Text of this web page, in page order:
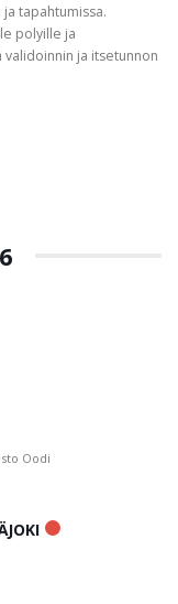
tapahtumissa.
polyille ja
ja itsetunnon
Oodi